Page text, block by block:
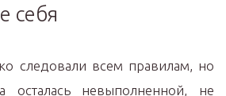
себя
следовали всем правилам, но
осталась невыполненной, не